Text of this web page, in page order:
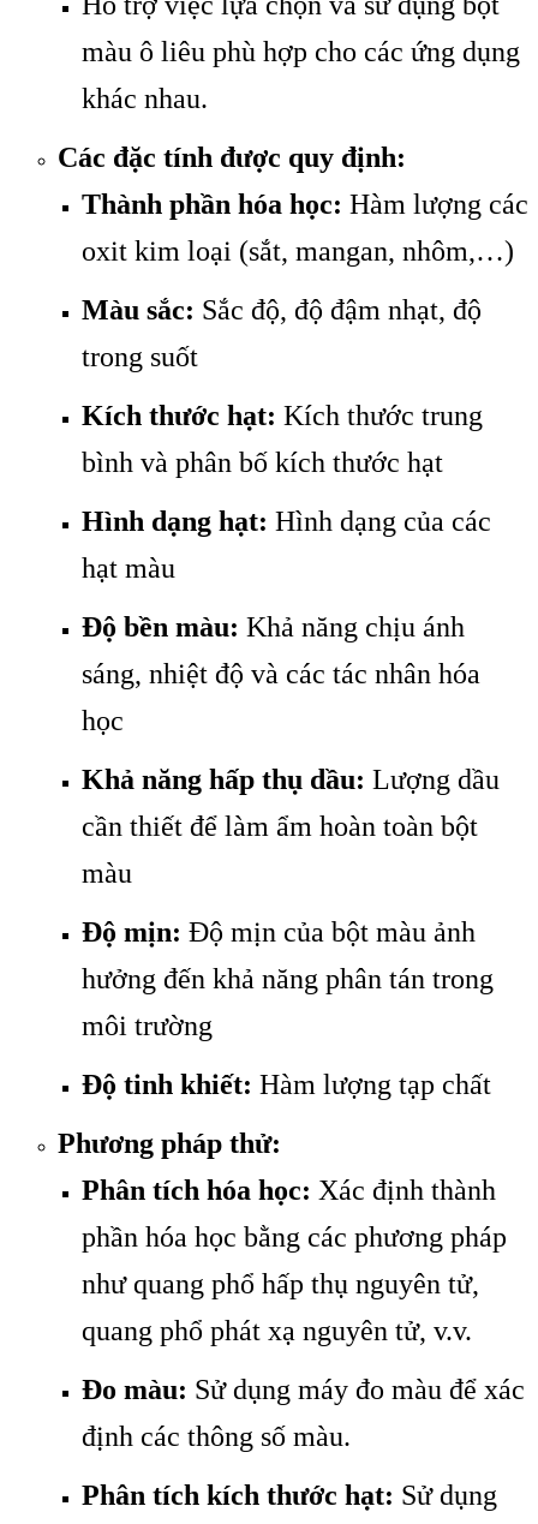
màu ô liêu phù hợp cho các ứng dụng
khác nhau.
Các đặc tính được quy định:
Thành phần hóa học: Hàm lượng các
oxit kim loại (sắt, mangan, nhôm,…)
Màu sắc: Sắc độ, độ đậm nhạt, độ
trong suốt
Kích thước hạt: Kích thước trung
bình và phân bố kích thước hạt
Hình dạng hạt: Hình dạng của các
hạt màu
Độ bền màu: Khả năng chịu ánh
sáng, nhiệt độ và các tác nhân hóa
học
Khả năng hấp thụ dầu: Lượng dầu
cần thiết để làm ẩm hoàn toàn bột
màu
Độ mịn: Độ mịn của bột màu ảnh
hưởng đến khả năng phân tán trong
môi trường
Độ tinh khiết: Hàm lượng tạp chất
Phương pháp thử:
Phân tích hóa học: Xác định thành
phần hóa học bằng các phương pháp
như quang phổ hấp thụ nguyên tử,
quang phổ phát xạ nguyên tử, v.v.
Đo màu: Sử dụng máy đo màu để xác
định các thông số màu.
Phân tích kích thước hạt: Sử dụng